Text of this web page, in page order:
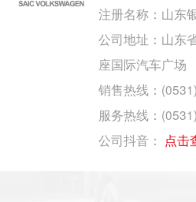
注册名称：山东
公司地址：山东
座国际汽车广场
销售热线：
服务热线：
公司抖音： 点击